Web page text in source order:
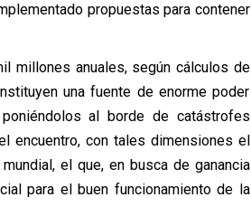
propuestas para contener
millones anuales, según cálculos de
una fuente de enorme poder
al borde de catástrofes
encuentro, con tales dimensiones el
el que, en busca de ganancia
para el buen funcionamiento de la